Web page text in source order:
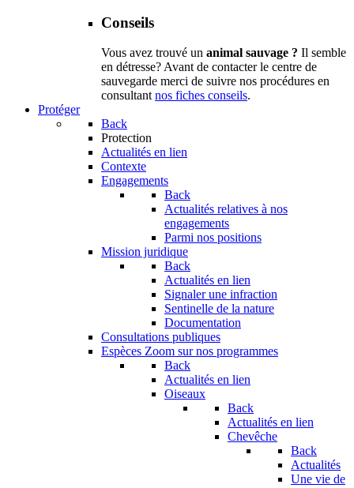
Conseils
Vous avez trouvé un animal sauvage ? Il semble
en détresse? Avant de contacter le centre de
sauvegarde merci de suivre nos procédures en
consultantnos fiches conseils.
Protéger
Back
Protection
Actualités en lien
Contexte
Engagements
Back
Actualités relatives à nos
engagements
Parmi nos positions
Mission juridique
Back
Actualités en lien
Signaler une infraction
Sentinelle de la nature
Documentation
Consultations publiques
Espèces Zoom sur nos programmes
Back
Actualités en lien
Oiseaux
Back
Actualités en lien
Chevêche
Back
Actualités
Une vie de